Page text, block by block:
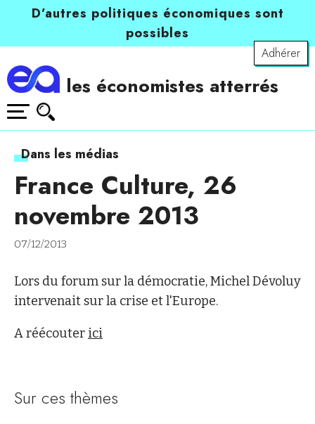
D’autres politiques économiques sont
possibles
Adhérer
les économistes atterrés
Dans les médias
France Culture, 26
novembre 2013
07/12/2013
Lors du forum sur la démocratie, Michel Dévoluy
intervenait sur la crise et l'Europe.
A réécouter ici
Sur ces thèmes